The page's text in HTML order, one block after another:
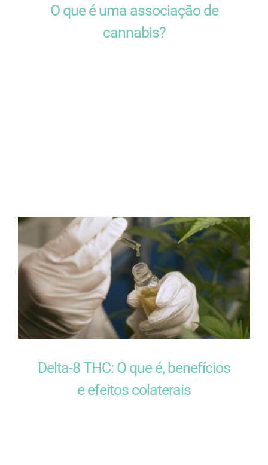
O que é uma associação de
cannabis?
Delta-8 THC: O que é, benefícios
e efeitos colaterais